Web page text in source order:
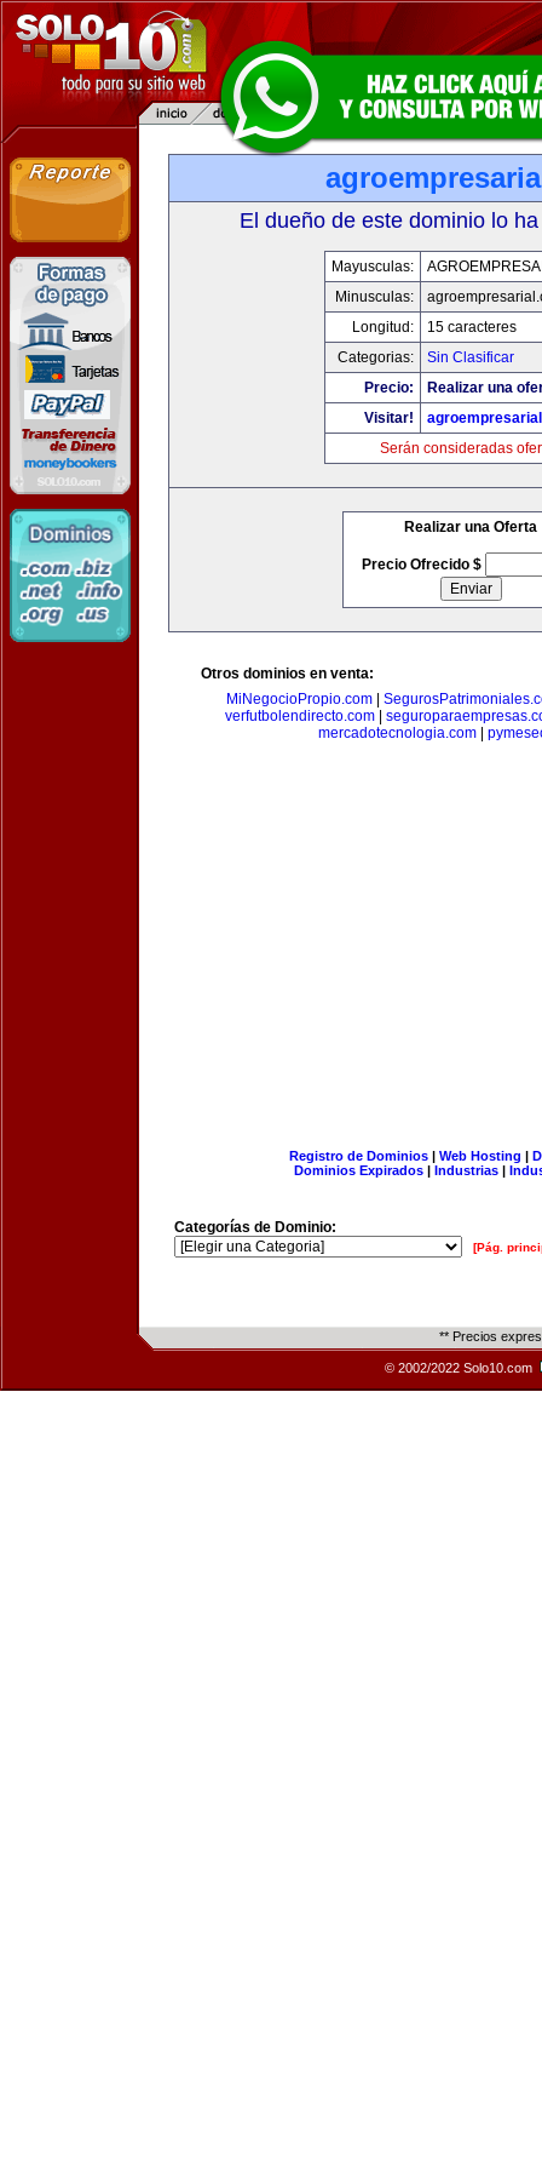
El dueño de este dominio lo
Mayusculas:
Minusculas:
Longitud:
15 caracteres
Categorias:
Sin Clasificar
Precio:
Realizar una
Visitar!
Serán consideradas
Realizar una Oferta
Precio Ofrecido $
Otros dominios en venta:
MiNegocioPropio.com|
verfutbolendirecto.com|
mercadotecnologia.com
Registro de Dominios| Web Hosting |
Dominios Expirados | Industrias |
Categorías de Dominio:
[Pág.
** Precios
© 2002/2022 Solo10.com